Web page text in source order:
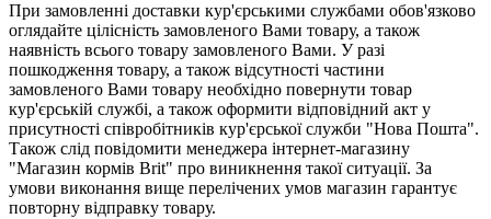
При замовленні доставки кур'єрськими службами обов'язково
оглядайте цілісність замовленого Вами товару, а також
наявність всього товару замовленого Вами. У разі
пошкодження товару, а також відсутності частини
замовленого Вами товару необхідно повернути товар
кур'єрській службі, а також оформити відповідний акт у
присутності співробітників кур'єрської служби "Нова Пошта".
Також слід повідомити менеджера інтернет-магазину
"Магазин кормів Brit" про виникнення такої ситуації. За
умови виконання вище перелічених умов магазин гарантує
повторну відправку товару.